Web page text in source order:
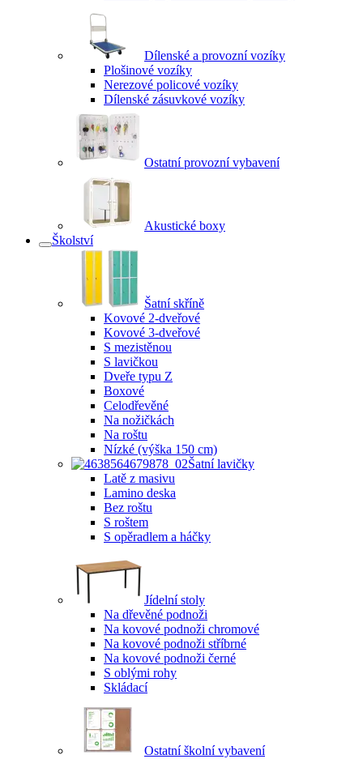
Dílenské a provozní vozíky
Plošinové vozíky
Nerezové policové vozíky
Dílenské zásuvkové vozíky
Ostatní provozní vybavení
Akustické boxy
Školství
Šatní skříně
Kovové 2-dveřové
Kovové 3-dveřové
S mezistěnou
S lavičkou
Dveře typu Z
Boxové
Celodřevěné
Na nožičkách
Na roštu
Nízké (výška 150 cm)
Šatní lavičky
Latě z masivu
Lamino deska
Bez roštu
S roštem
S opěradlem a háčky
Jídelní stoly
Na dřevěné podnoži
Na kovové podnoži chromové
Na kovové podnoži stříbrné
Na kovové podnoži černé
S oblými rohy
Skládací
Ostatní školní vybavení